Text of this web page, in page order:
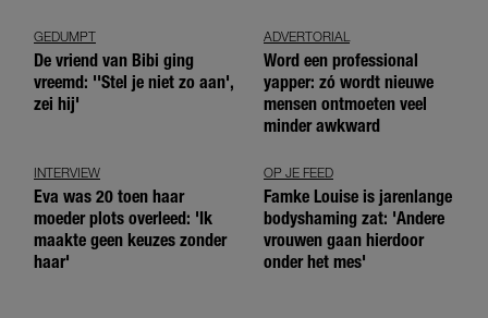
GEDUMPT
De vriend van Bibi ging
vreemd: ''Stel je niet zo aan',
zei hij'
ADVERTORIAL
Word een professional
yapper: zó wordt nieuwe
mensen ontmoeten veel
minder awkward
INTERVIEW
Eva was 20 toen haar
moeder plots overleed: 'Ik
maakte geen keuzes zonder
haar'
OP JE FEED
Famke Louise is jarenlange
bodyshaming zat: 'Andere
vrouwen gaan hierdoor
onder het mes'